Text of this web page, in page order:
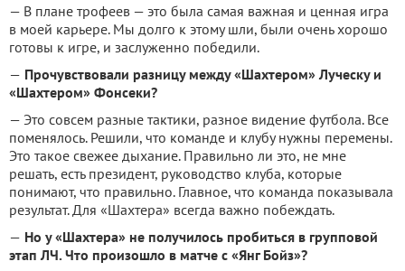
— В плане трофеев — это была самая важная и ценная игра
в моей карьере. Мы долго к этому шли, были очень хорошо
готовы к игре, и заслуженно победили.
— Прочувствовали разницу между «Шахтером» Луческу и
«Шахтером» Фонсеки?
— Это совсем разные тактики, разное видение футбола. Все
поменялось. Решили, что команде и клубу нужны перемены.
Это такое свежее дыхание. Правильно ли это, не мне
решать, есть президент, руководство клуба, которые
понимают, что правильно. Главное, что команда показывала
результат. Для «Шахтера» всегда важно побеждать.
— Но у «Шахтера» не получилось пробиться в групповой
этап ЛЧ. Что произошло в матче с «Янг Бойз»?